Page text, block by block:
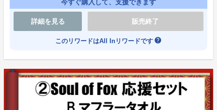
◆書道家の蒼喬（そうきょう）さんがあなたのお名前
を筆文字デザイン！
タお渡し）
・B.筆文字お名前制作＆木彫り木札 30000円（20名：
天然銘木表札/木曽ヒノキ）
今すぐ購入して、支援できます
詳細を見る 販売終了
このリワードはAll Inリワードです help